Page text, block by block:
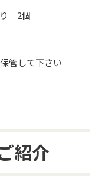
り 2個
管して下さい
紹介